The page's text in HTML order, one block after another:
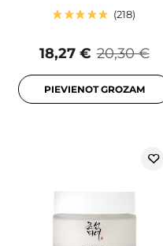
218
20,30 €
18,27 €
PIEVIENOT GROZAM